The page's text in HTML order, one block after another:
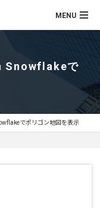
Snowflakeで
でポリゴン地図を表示